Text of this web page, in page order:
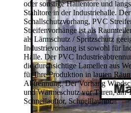
oder sonstige Hallentore und
Stahltore in der Industriehalle.
Schallschutzvorhang, PVC
Streifenvorhänge ist als
als Lärmschutz / Spritzschutz
Industrievorhang ist sowohl für
Halle. Der PVC
die durchsichtige Lamellen aus
für Ihre Produktion in lauten
Abtrennung. Der Vorhang
und Wärmeschutz vor Türen, am
Schnellauftor, Schnelllauftor.